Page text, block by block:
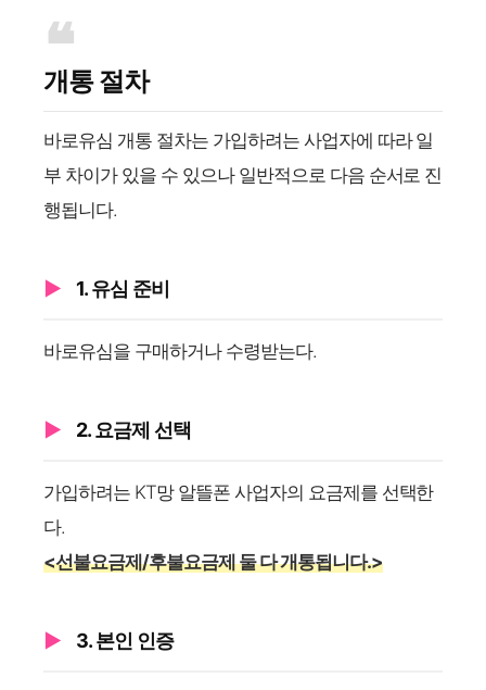
개통 절차
바로유심 개통 절차는 가입하려는 사업자에 따라 일
부 차이가 있을 수 있으나 일반적으로 다음 순서로 진
행됩니다.
1. 유심 준비
바로유심을 구매하거나 수령받는다.
2. 요금제 선택
가입하려는 KT망 알뜰폰 사업자의 요금제를 선택한
다.
<선불요금제/후불요금제 둘 다 개통됩니다.>
3. 본인 인증